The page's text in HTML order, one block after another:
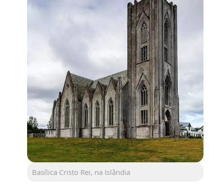
Basílica Cristo Rei, na Islândia